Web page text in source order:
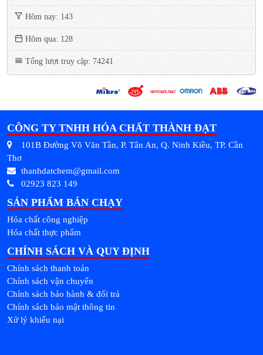
Hôm nay: 143
Hôm qua: 128
Tổng lượt truy cập: 74241
CÔNG TY TNHH HÓA CHẤT THÀNH ĐẠT
101B Đường Võ Văn Tần, P. Tân An, Q. Ninh Kiều, TP. Cần
Thơ
thanhdatchem@gmail.com
02923 823 149
SẢN PHẨM BÁN CHẠY
Hóa chất công nghiệp
Hóa chất thực phẩm
CHÍNH SÁCH VÀ QUY ĐỊNH
Chính sách thanh toán
Chính sách vận chuyển
Chính sách bảo hành & đổi trả
Chính sách bảo mật thông tin
Xử lý khiếu nại